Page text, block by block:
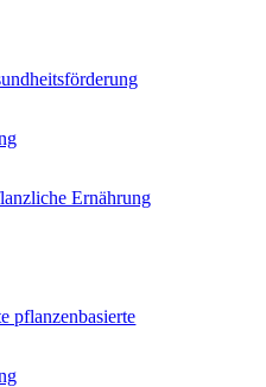
Ernährung
pflanzenbasierte